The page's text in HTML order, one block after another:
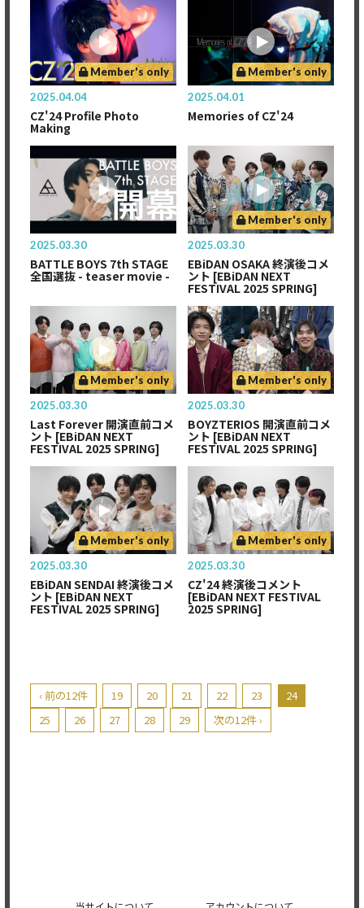
Member's only
2025.04.04
CZ'24 Profile Photo
Making
Member's only
2025.04.01
Memories of CZ'24
2025.03.30
BATTLE BOYS 7th STAGE
全国選抜 - teaser movie -
Member's only
2025.03.30
EBiDAN OSAKA 終演後コメ
ント [EBiDAN NEXT
FESTIVAL 2025 SPRING]
Member's only
2025.03.30
Last Forever 開演直前コメ
ント [EBiDAN NEXT
FESTIVAL 2025 SPRING]
Member's only
2025.03.30
BOYZTERIOS 開演直前コメ
ント [EBiDAN NEXT
FESTIVAL 2025 SPRING]
Member's only
2025.03.30
EBiDAN SENDAI 終演後コメ
ント [EBiDAN NEXT
FESTIVAL 2025 SPRING]
Member's only
2025.03.30
CZ'24 終演後コメント
[EBiDAN NEXT FESTIVAL
2025 SPRING]
‹ 前の12件 19 20 21 22 23
24
25
26 27 28 29 次の12件 ›